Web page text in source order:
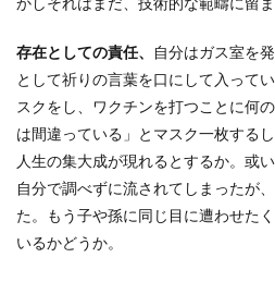
存在としての責任、
自分はガス室を
として祈りの言葉を口にして入って
スクをし、ワクチンを打つことに何
は間違っている」とマスク一枚する
人生の集大成が現れるとするか。或
自分で調べずに流されてしまったが
た。もう子や孫に同じ目に遭わせた
いるかどうか。